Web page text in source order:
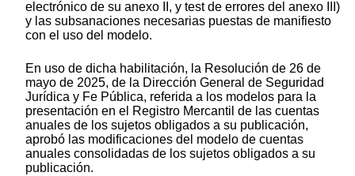
electrónico de su anexo II, y test de errores del anexo III)
y las subsanaciones necesarias puestas de manifiesto
con el uso del modelo.
En uso de dicha habilitación, la Resolución de 26 de
mayo de 2025, de la Dirección General de Seguridad
Jurídica y Fe Pública, referida a los modelos para la
presentación en el Registro Mercantil de las cuentas
anuales de los sujetos obligados a su publicación,
aprobó las modificaciones del modelo de cuentas
anuales consolidadas de los sujetos obligados a su
publicación.